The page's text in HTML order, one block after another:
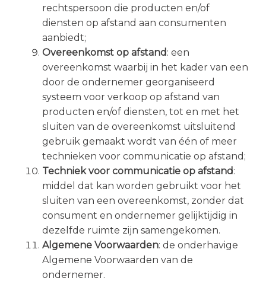
rechtspersoon die producten en/of
diensten op afstand aan consumenten
aanbiedt;
Overeenkomst op afstand: een
overeenkomst waarbij in het kader van een
door de ondernemer georganiseerd
systeem voor verkoop op afstand van
producten en/of diensten, tot en met het
sluiten van de overeenkomst uitsluitend
gebruik gemaakt wordt van één of meer
technieken voor communicatie op afstand;
Techniek voor communicatie op afstand:
middel dat kan worden gebruikt voor het
sluiten van een overeenkomst, zonder dat
consument en ondernemer gelijktijdig in
dezelfde ruimte zijn samengekomen.
Algemene Voorwaarden: de onderhavige
Algemene Voorwaarden van de
ondernemer.